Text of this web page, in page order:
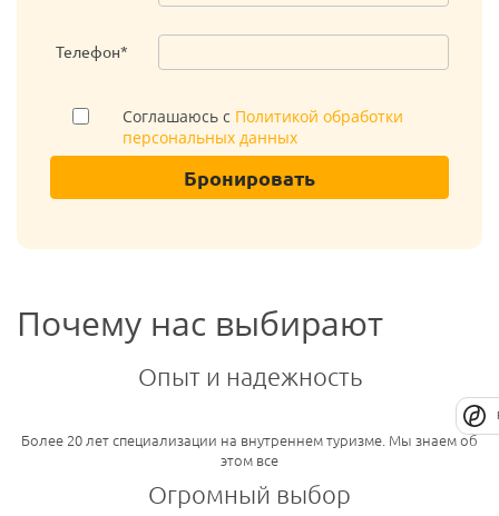
Телефон*
Соглашаюсь с Политикой обработки
персональных данных
Бронировать
Почему нас выбирают
Опыт и надежность
Более 20 лет специализации на внутреннем туризме. Мы знаем об
этом все
Огромный выбор